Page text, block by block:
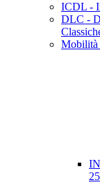
ICDL -
DLC -
Mobilità
25